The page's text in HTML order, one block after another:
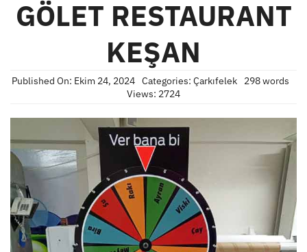
GÖLET RESTAURANT
KEŞAN
Published On: Ekim 24, 2024 Categories: Çarkıfelek
298 words
Views: 2724